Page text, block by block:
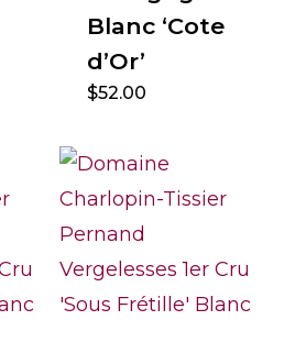
Blanc ‘Cote
d’Or’
$52.00